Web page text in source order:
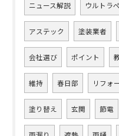
ニュース解説 ウルトラ
アステック 塗装業者
会社選び ポイント
維持 春日部 リフォ
塗り替え 玄関 節電